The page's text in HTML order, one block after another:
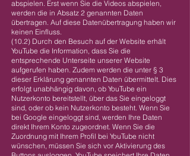
abspielen. Erst wenn Sie die Videos abspielen,
werden die in Absatz 2 genannten Daten
übertragen. Auf diese Datenübertragung haben wir
keinen Einfluss.
(10.2) Durch den Besuch auf der Website erhält
YouTube die Information, dass Sie die
entsprechende Unterseite unserer Website
aufgerufen haben. Zudem werden die unter § 3
dieser Erklärung genannten Daten übermittelt. Dies
erfolgt unabhängig davon, ob YouTube ein
Nutzerkonto bereitstellt, über das Sie eingeloggt
sind, oder ob kein Nutzerkonto besteht. Wenn Sie
bei Google eingeloggt sind, werden Ihre Daten
direkt Ihrem Konto zugeordnet. Wenn Sie die
Zuordnung mit Ihrem Profil bei YouTube nicht
wünschen, müssen Sie sich vor Aktivierung des